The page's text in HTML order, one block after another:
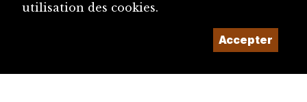
utilisation des cookies.
Accepter